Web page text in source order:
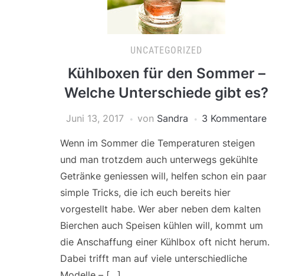
UNCATEGORIZED
Kühlboxen für den Sommer –
Welche Unterschiede gibt es?
Juni 13, 2017 von Sandra 3 Kommentare
Wenn im Sommer die Temperaturen steigen
und man trotzdem auch unterwegs gekühlte
Getränke geniessen will, helfen schon ein paar
simple Tricks, die ich euch bereits hier
vorgestellt habe. Wer aber neben dem kalten
Bierchen auch Speisen kühlen will, kommt um
die Anschaffung einer Kühlbox oft nicht herum.
Dabei trifft man auf viele unterschiedliche